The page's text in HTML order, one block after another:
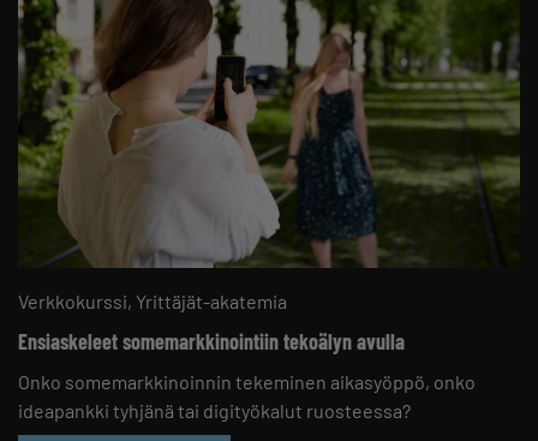
Verkkokurssi Yrittäjät-akatemia
Ensiaskeleet somemarkkinointiin tekoälyn avulla
Onko somemarkkinoinnin tekeminen aikasyöppö, onko
ideapankki tyhjänä tai digityökalut ruosteessa?